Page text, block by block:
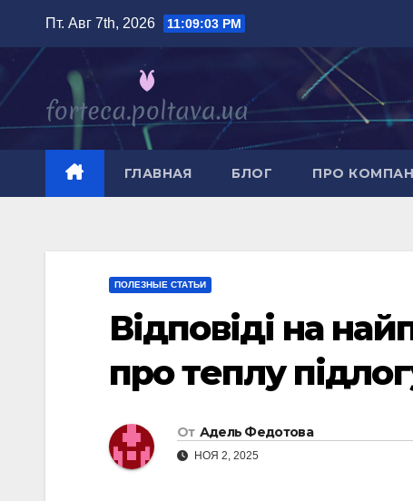
содержимому
Пт. Авг 7th, 2026 11:09:04 PM
ГЛАВНАЯ БЛОГ ПРО
ПОЛЕЗНЫЕ СТАТЬИ
Відповіді на
про теплу
От Адель Федотова
НОЯ 2, 2025